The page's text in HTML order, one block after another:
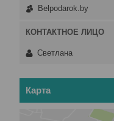
Belpodarok.by
Светлана
Карта